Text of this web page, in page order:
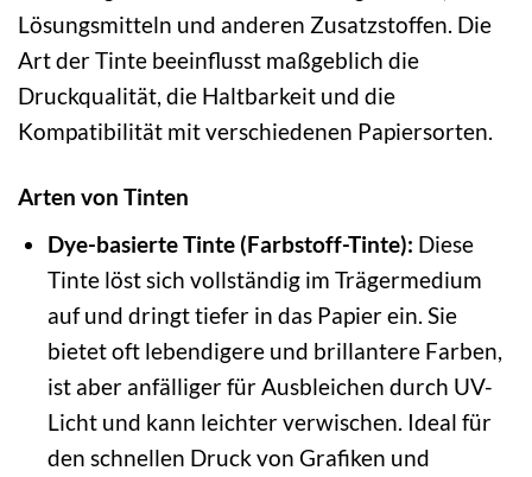
Lösungsmitteln und anderen Zusatzstoffen. Die
Art der Tinte beeinflusst maßgeblich die
Druckqualität, die Haltbarkeit und die
Kompatibilität mit verschiedenen Papiersorten.
Arten von Tinten
Dye-basierte Tinte (Farbstoff-Tinte): Diese
Tinte löst sich vollständig im Trägermedium
auf und dringt tiefer in das Papier ein. Sie
bietet oft lebendigere und brillantere Farben,
ist aber anfälliger für Ausbleichen durch UV-
Licht und kann leichter verwischen. Ideal für
den schnellen Druck von Grafiken und